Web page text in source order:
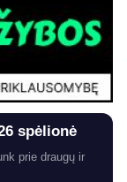
spėlionė
prie draugų ir